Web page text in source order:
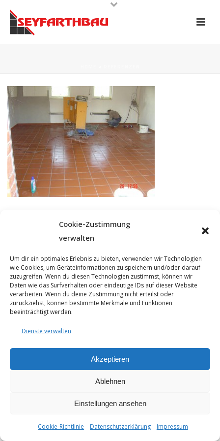
Cookie-Zustimmung
verwalten
Um dir ein optimales Erlebnis zu bieten, verwenden wir Technologien
wie Cookies, um Geräteinformationen zu speichern und/oder darauf
zuzugreifen. Wenn du diesen Technologien zustimmst, können wir
Daten wie das Surfverhalten oder eindeutige IDs auf dieser Website
verarbeiten. Wenn du deine Zustimmung nicht erteilst oder
zurückziehst, können bestimmte Merkmale und Funktionen
beeinträchtigt werden.
Dienste verwalten
Akzeptieren
Ablehnen
Einstellungen ansehen
Cookie-Richtlinie Datenschutzerklärung Impressum
© 2025 - Seyfarthbau GmbH & Co. KG | technische Realisierung
durchART.BEKO